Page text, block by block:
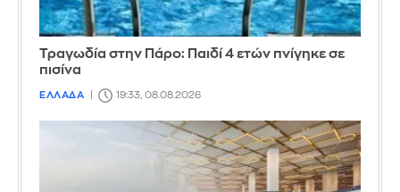
Τραγωδία στην Πάρο: Παιδί 4 ετών πνίγηκε σε
πισίνα
ΕΛΛΑΔΑ 19:33, 08.08.2026